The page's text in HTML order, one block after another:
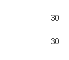
30
30